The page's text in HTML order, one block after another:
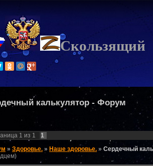
калькулятор - Форум
1 из 1
1
» Здоровье. » Наше здоровье. » Сердечный